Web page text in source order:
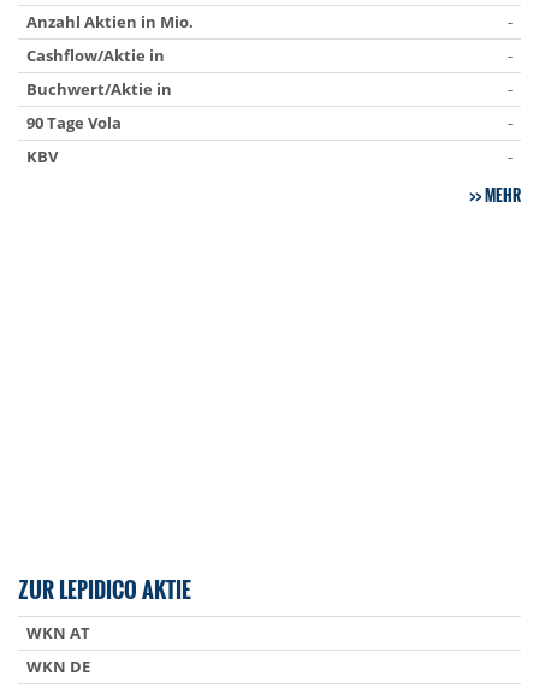
Anzahl Aktien in Mio.
-
Cashflow/Aktie in
-
Buchwert/Aktie in
-
90 Tage Vola
-
KBV
-
MEHR
ZUR LEPIDICO AKTIE
WKN AT
WKN DE